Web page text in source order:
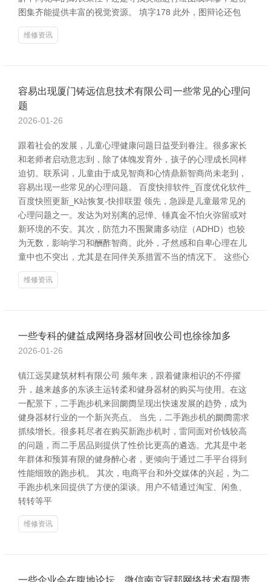
图集齐能提供丰富的视觉资源。 填字178 此外，图辩论还包
维修资讯
容易出现厦门铸远信息技术有限公司一些常见的心理问
题
2026-01-26
跟着社会的发展，儿童心理健康问题日益受到眷注。很多家长
和老师者启动意志到，除了体魄发育外，孩子的心理成长同样
迫切。联系词，儿童由于成见智商和心情鼎新智商尚未老到，
容易出现一些常见的心理问题。 百度快排软件_百度优化软件_
百度快照更新_K站恢复-快排联盟 领先，急躁是儿童最常见的
心理问题之一。发达为对别离的忌惮、锤真金不怕火弥留或对
新环境的不安。其次，防范力不围聚庸多动症（ADHD）也较
为无数，影响学习和酬酢智商。此外，孑然感和自卑心理在儿
童中也不突出，尤其是在同伴关系措置不当的情况下。 这些心
维修资讯
一些专科的健益成网络身器材回收公司也徐徐加多
2026-01-26
镇江远昊建筑材料有限公司 频年来，跟着健康相识的不停擢
升，越来越多的东谈主运转柔和健身器材的购买与使用。在这
一配景下，二手跑步机来回阛阓呈现出快速发展的趋势，成为
健身器材行业的一个新兴亮点。 当先，二手跑步机的阛阓需求
抓续增长。很多耗尽者在购买新跑步机时，雷同面对价钱较高
的问题，而二手居品则提供了性价比更高的遴选。尤其是中老
年群体和预算有限的健身醉心者，更倾向于通过二手平台得到
性能细致的跑步机。 其次，电商平台和外交媒体的兴起，为二
手跑步机来回提供了方便的渠谈。用户不错通过淘宝、闲鱼、
转转等平
维修资讯
一些企业会在腹地论坛、微信南京冠邦网络技术有限责